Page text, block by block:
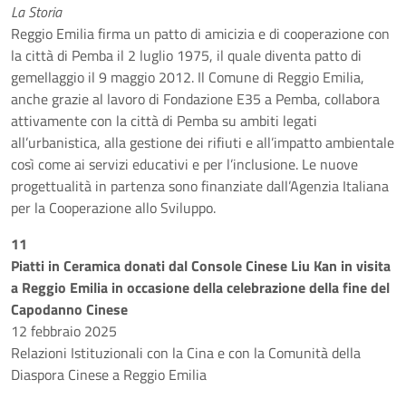
La Storia
Reggio Emilia firma un patto di amicizia e di cooperazione con
la città di Pemba il 2 luglio 1975, il quale diventa patto di
gemellaggio il 9 maggio 2012. Il Comune di Reggio Emilia,
anche grazie al lavoro di Fondazione E35 a Pemba, collabora
attivamente con la città di Pemba su ambiti legati
all’urbanistica, alla gestione dei rifiuti e all’impatto ambientale
così come ai servizi educativi e per l’inclusione. Le nuove
progettualità in partenza sono finanziate dall’Agenzia Italiana
per la Cooperazione allo Sviluppo.
11
Piatti in Ceramica donati dal Console Cinese Liu Kan in visita
a Reggio Emilia in occasione della celebrazione della fine del
Capodanno Cinese
12 febbraio 2025
Relazioni Istituzionali con la Cina e con la Comunità della
Diaspora Cinese a Reggio Emilia